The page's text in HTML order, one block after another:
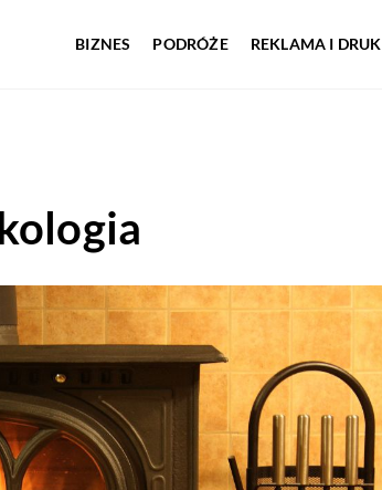
BIZNES PODRÓŻE REKLAMA I DRUK